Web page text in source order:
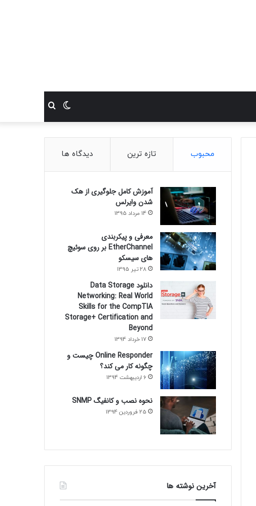
جستجو
برای
تغییر
پوسته
محبوب تازه ترین دیدگاه ها
آموزش کامل جلوگیری از هک
شدن وایرلس
14 مرداد 1395
معرفی و پیکربندی
EtherChannel بر روی سوئیچ
های سیسکو
28 تیر 1395
دانلود Data Storage
Networking: Real World
Skills for the CompTIA
Storage+ Certification and
Beyond
17 خرداد 1394
Online Responder چیست و
چگونه کار می کند؟
6 اردیبهشت 1394
نحوه نصب و کانفیگ SNMP
25 فروردین 1394
آخرین نوشته ها